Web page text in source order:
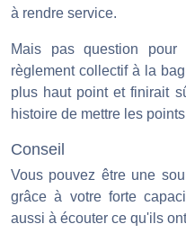
à rendre service.
Mais pas question
règlement collectif à la
plus haut point et finirait
histoire de mettre les
Conseil
Vous pouvez être une
grâce à votre forte
aussi à écouter ce qu'ils